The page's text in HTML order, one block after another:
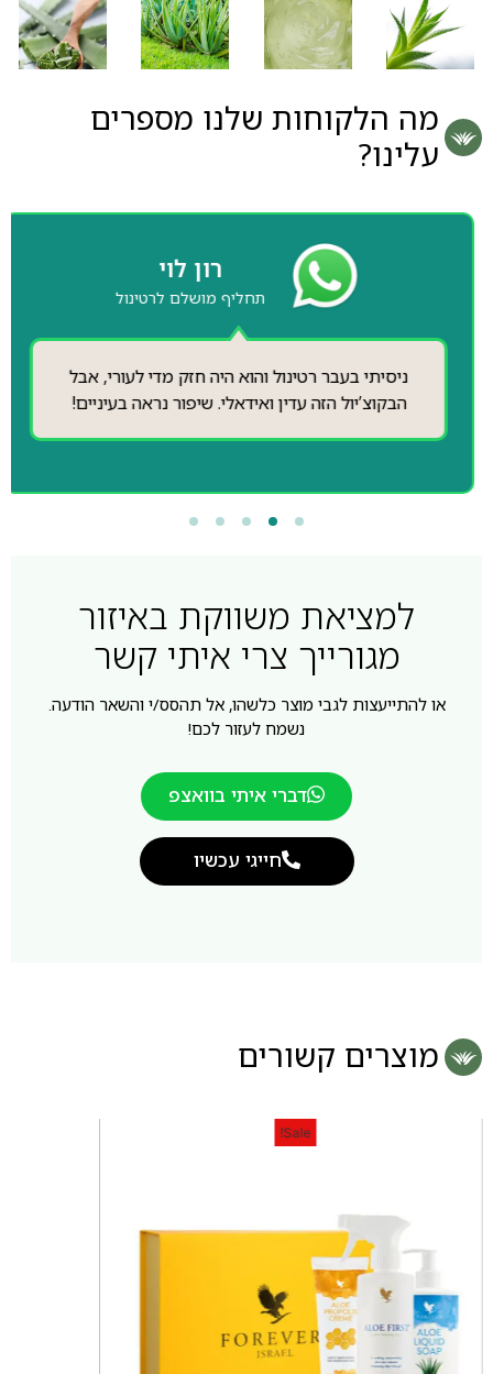
מה הלקוחות שלנו מספרים
עלינו?
ניסיתי בעבר רטינול והוא היה חזק מדי לעורי, אבל
הבקוצ’יול הזה עדין ואידאלי. שיפור נראה בעיניים!
רון לוי
תחליף מושלם לרטינול
למציאת משווקת באיזור
מגורייך צרי איתי קשר
או להתייעצות לגבי מוצר כלשהו, אל תהסס/י והשאר הודעה.
נשמח לעזור לכם!
דברי איתי בוואצפ
חייגי עכשיו
מוצרים קשורים
Sale!